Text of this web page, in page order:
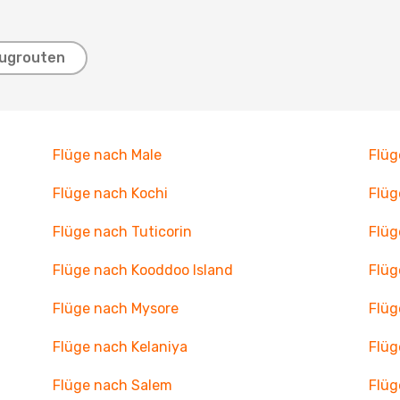
Flüge nach Male
Flüge nach Kochi
Flüge nach Tuticorin
Flüge nach Kooddoo Island
Flüge nach Mysore
Flüge nach Kelaniya
Flüge nach Salem